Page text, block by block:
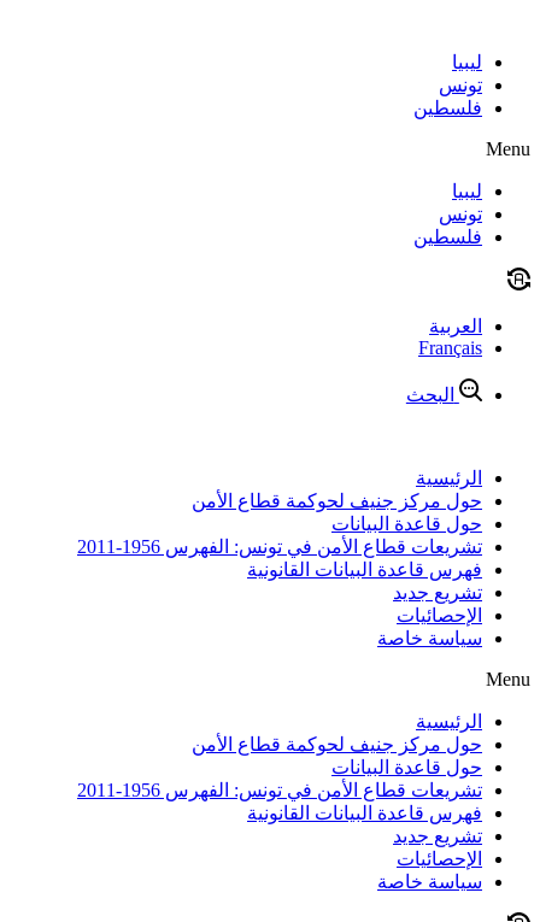
contentليبيا
تونس
فلسطين
Menu
ليبيا
تونس
فلسطين
العربية
Français
البحث
الرئيسية
حول مركز جنيف لحوكمة قطاع الأمن
حول قاعدة البيانات
تشريعات قطاع الأمن في تونس: الفهرس 1956-2011
فهرس قاعدة البيانات القانونية
تشريع جديد
الإحصائيات
سياسة خاصة
Menu
الرئيسية
حول مركز جنيف لحوكمة قطاع الأمن
حول قاعدة البيانات
تشريعات قطاع الأمن في تونس: الفهرس 1956-2011
فهرس قاعدة البيانات القانونية
تشريع جديد
الإحصائيات
سياسة خاصة